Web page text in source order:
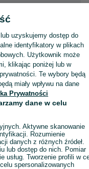
wodne
Pompy wodne -
Wyświetlenia:
Wyślij wiadomość
uzyskujemy dostęp do
identyfikatory w plikach
Użytkownik może
klikając poniżej lub w
Te wybory będą
miały wpływu na dane
Prywatności
dane w celu
Aktywne skanowanie
Rozumienie
danych z różnych źródeł.
lub dostęp do nich. Pomiar
usług. Tworzenie profili w
spersonalizowanych